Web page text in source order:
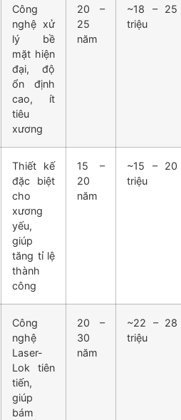
Công
nghệ xử
lý bề
mặt hiện
đại, độ
ổn định
cao, ít
tiêu
xương
20 –
25
năm
~18 – 25
triệu
Thiết kế
đặc biệt
cho
xương
yếu,
giúp
tăng tỉ lệ
thành
công
15 –
20
năm
~15 – 20
triệu
Công
nghệ
Laser-
Lok tiên
tiến,
giúp
bám
20 –
30
năm
~22 – 28
triệu